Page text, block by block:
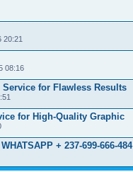
20:21
08:16
for Flawless Results
for High-Quality Graphic
+ 237-699-666-484